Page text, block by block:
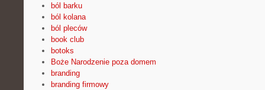
ból barku
ból kolana
ból pleców
book club
botoks
Boże Narodzenie poza domem
branding
branding firmowy